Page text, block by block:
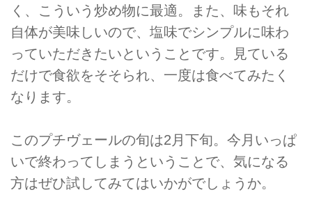
く、こういう炒め物に最適。また、味もそれ
自体が美味しいので、塩味でシンプルに味わ
っていただきたいということです。見ている
だけで食欲をそそられ、一度は食べてみたく
なります。
このプチヴェールの旬は2月下旬。今月いっぱ
いで終わってしまうということで、気になる
方はぜひ試してみてはいかがでしょうか。